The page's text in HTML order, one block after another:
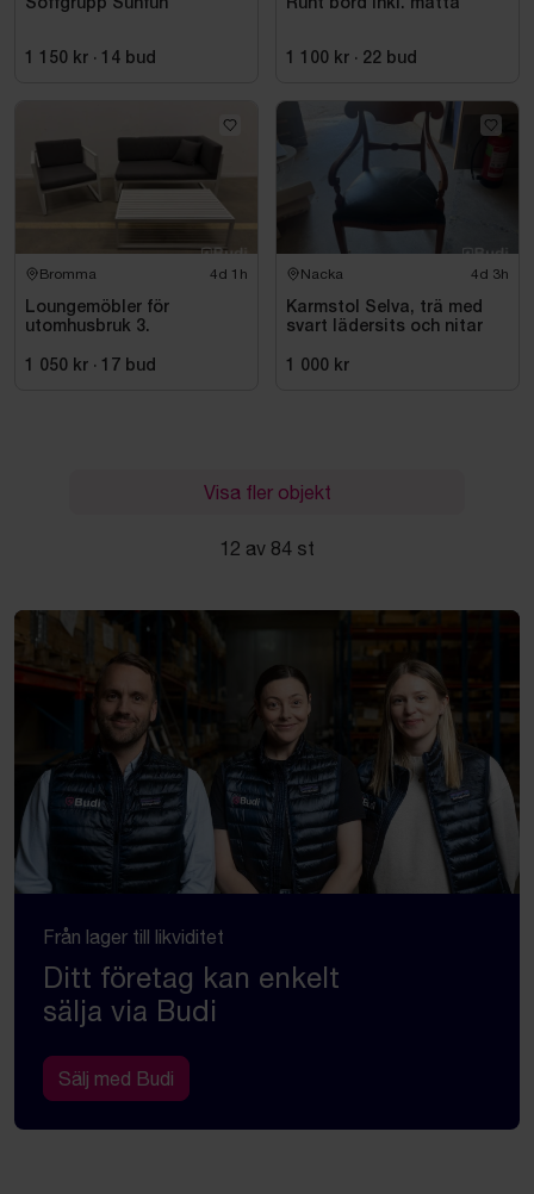
Soffgrupp Sunfun
1 150 kr · 14 bud
Runt bord inkl. matta
1 100 kr · 22 bud
Bromma 4d 1h
Loungemöbler för
utomhusbruk 3.
1 050 kr · 17 bud
Nacka 4d 3h
Karmstol Selva, trä med
svart lädersits och nitar
1 000 kr
Visa fler objekt
12 av 84 st
Från lager till likviditet
Ditt företag kan enkelt
sälja via Budi
Sälj med Budi